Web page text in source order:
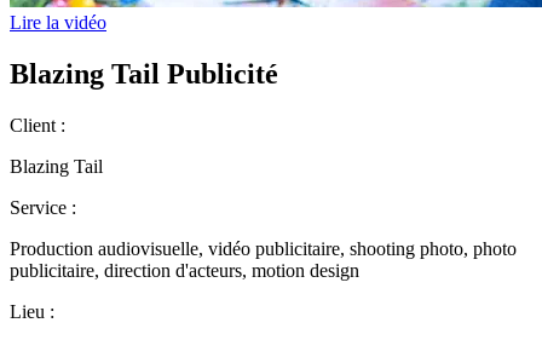
Lire la vidéo
Blazing Tail Publicité
Client :
Blazing Tail
Service :
Production audiovisuelle, vidéo publicitaire, shooting photo, photo
publicitaire, direction d'acteurs, motion design
Lieu :